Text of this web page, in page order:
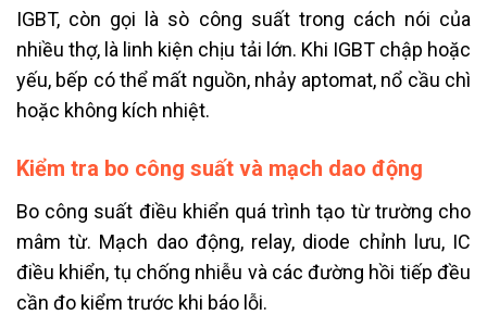
IGBT, còn gọi là sò công suất trong cách nói của
nhiều thợ, là linh kiện chịu tải lớn. Khi IGBT chập hoặc
yếu, bếp có thể mất nguồn, nhảy aptomat, nổ cầu chì
hoặc không kích nhiệt.
Kiểm tra bo công suất và mạch dao động
Bo công suất điều khiển quá trình tạo từ trường cho
mâm từ. Mạch dao động, relay, diode chỉnh lưu, IC
điều khiển, tụ chống nhiễu và các đường hồi tiếp đều
cần đo kiểm trước khi báo lỗi.